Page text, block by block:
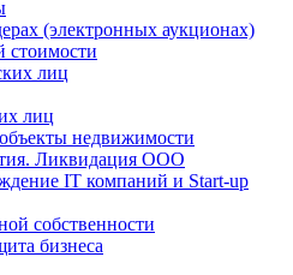
(электронных аукционах)
стоимости
лиц
лиц
недвижимости
Ликвидация ООО
IT компаний и Start-up
собственности
бизнеса